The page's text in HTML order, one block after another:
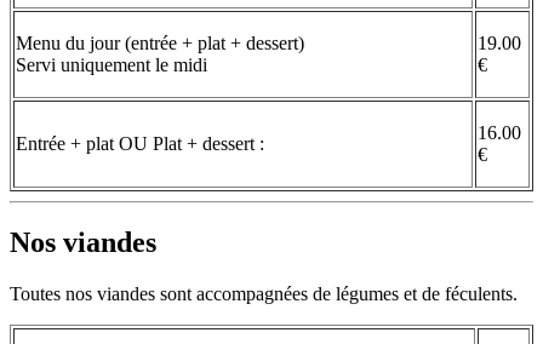
Menu du jour (entrée + plat + dessert)
Servi uniquement le midi
19.00
€
Entrée + plat OU Plat + dessert :
16.00
€
Nos viandes
Toutes nos viandes sont accompagnées de légumes et de féculents.